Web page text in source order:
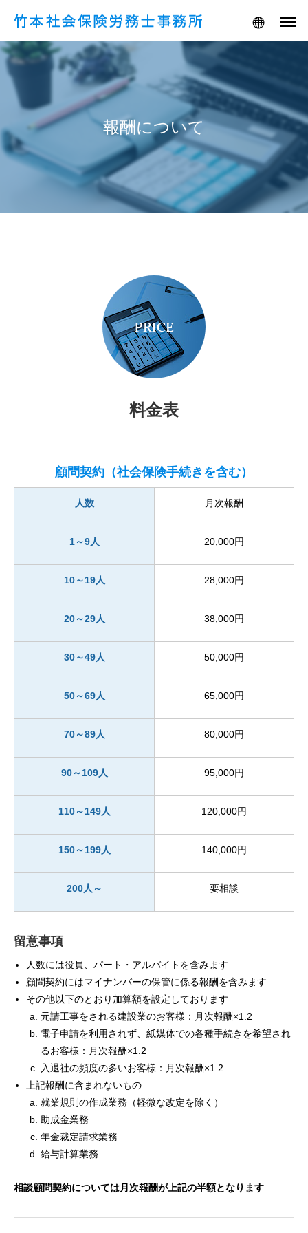
報酬について
料金表
顧問契約（社会保険手続きを含む）
人数 月次報酬
1～9人 20,000円
10～19人 28,000円
20～29人 38,000円
30～49人 50,000円
50～69人 65,000円
70～89人 80,000円
90～109人 95,000円
110～149人 120,000円
150～199人 140,000円
200人～ 要相談
留意事項
人数には役員、パート・アルバイトを含みます
顧問契約にはマイナンバーの保管に係る報酬を含みます
その他以下のとおり加算額を設定しております
元請工事をされる建設業のお客様：月次報酬×1.2
電子申請を利用されず、紙媒体での各種手続きを希望され
るお客様：月次報酬×1.2
入退社の頻度の多いお客様：月次報酬×1.2
上記報酬に含まれないもの
就業規則の作成業務（軽微な改定を除く）
助成金業務
年金裁定請求業務
給与計算業務
相談顧問契約については月次報酬が上記の半額となります